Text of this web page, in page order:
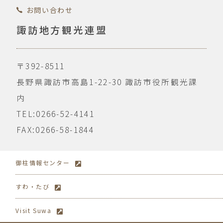
お問い合わせ
諏訪地方観光連盟
〒392-8511
長野県諏訪市高島1-22-30 諏訪市役所観光課
内
TEL:0266-52-4141
FAX:0266-58-1844
御柱情報センター
すわ・たび
Visit Suwa